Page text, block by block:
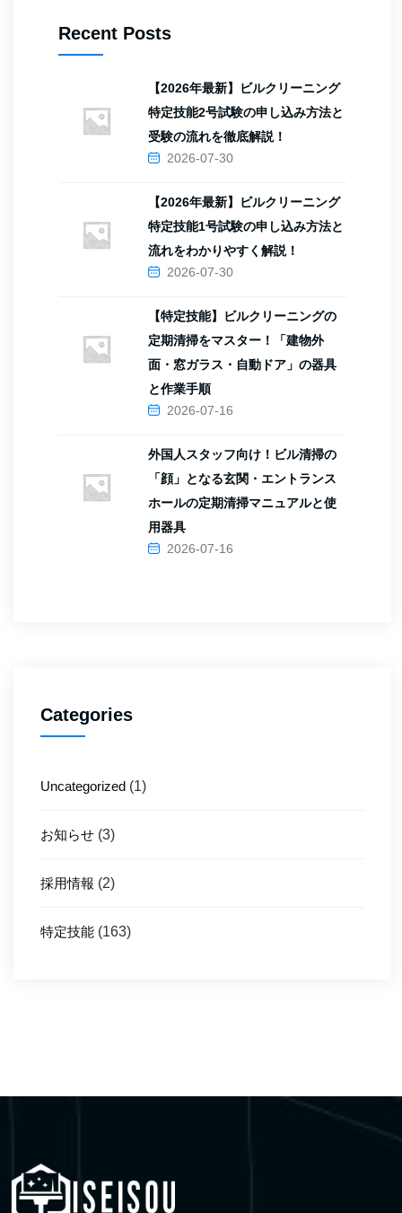
Recent Posts
【2026年最新】ビルクリーニング
特定技能2号試験の申し込み方法と
受験の流れを徹底解説！
2026-07-30
【2026年最新】ビルクリーニング
特定技能1号試験の申し込み方法と
流れをわかりやすく解説！
2026-07-30
【特定技能】ビルクリーニングの
定期清掃をマスター！「建物外
面・窓ガラス・自動ドア」の器具
と作業手順
2026-07-16
外国人スタッフ向け！ビル清掃の
「顔」となる玄関・エントランス
ホールの定期清掃マニュアルと使
用器具
2026-07-16
Categories
Uncategorized (1)
お知らせ (3)
採用情報 (2)
特定技能 (163)